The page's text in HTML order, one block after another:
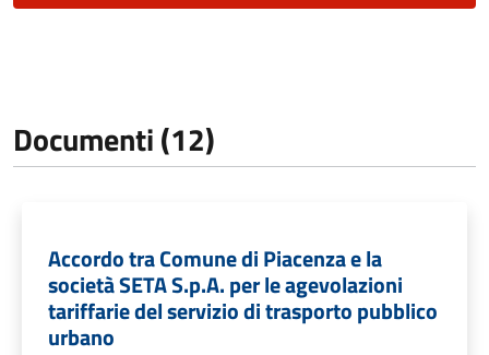
Documenti (12)
Accordo tra Comune di Piacenza e la
società SETA S.p.A. per le agevolazioni
tariffarie del servizio di trasporto pubblico
urbano